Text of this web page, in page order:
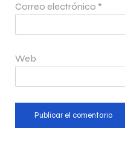
Correo electrónico *
Web